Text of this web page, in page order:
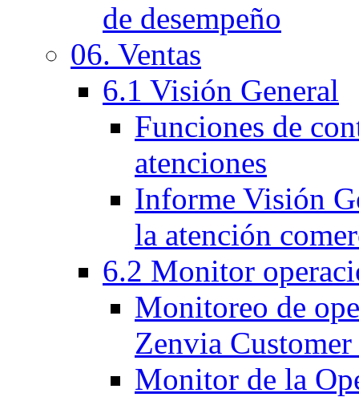
de desempeño
06. Ventas
6.1 Visión General
Funciones de
atenciones
Informe Visión
la atención
6.2 Monitor
Monitoreo de
Zenvia
Monitor de la